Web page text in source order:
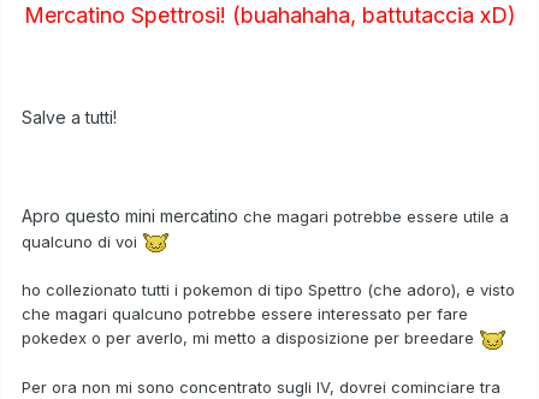
Mercatino Spettrosi! (buahahaha, battutaccia xD)
Salve a tutti!
Apro questo mini mercatino che magari potrebbe essere utile a
qualcuno di voi
ho collezionato tutti i pokemon di tipo Spettro (che adoro), e visto
che magari qualcuno potrebbe essere interessato per fare
pokedex o per averlo, mi metto a disposizione per breedare
Per ora non mi sono concentrato sugli IV, dovrei cominciare tra